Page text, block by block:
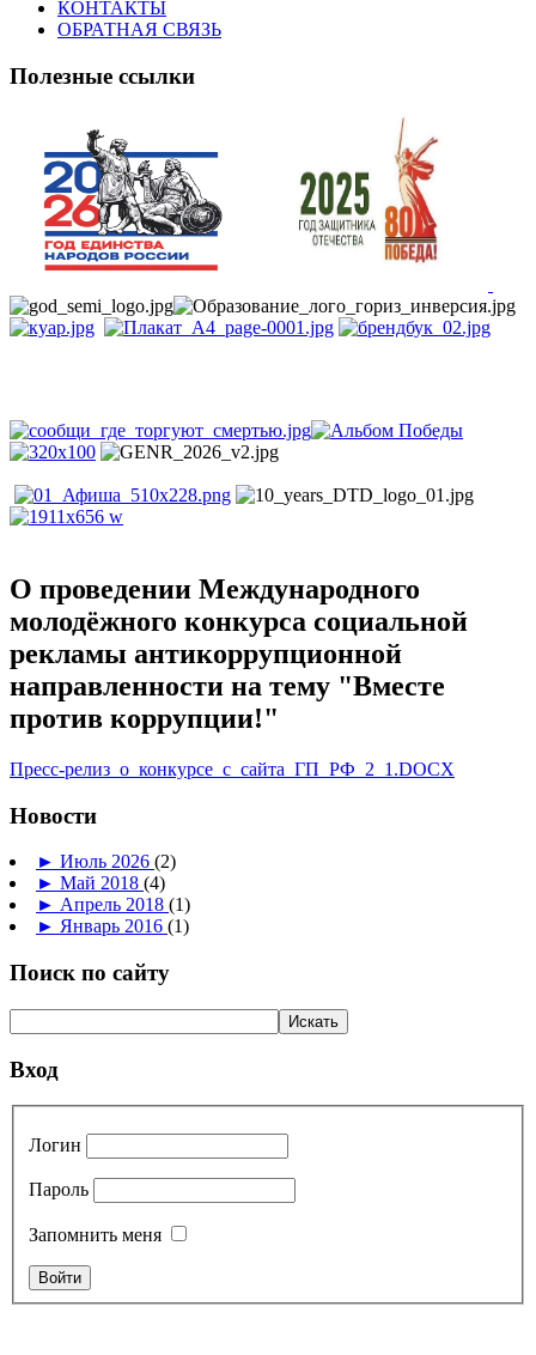
КОНТАКТЫ
ОБРАТНАЯ СВЯЗЬ
Полезные ссылки
О проведении Международного
молодёжного конкурса социальной
рекламы антикоррупционной
направленности на тему "Вместе
против коррупции!"
Пресс-релиз_о_конкурсе_с_сайта_ГП_РФ_2_1.DOCX
Новости
► Июль 2026 (2)
► Май 2018 (4)
► Апрель 2018 (1)
► Январь 2016 (1)
Поиск по сайту
Вход
Логин
Пароль
Запомнить меня